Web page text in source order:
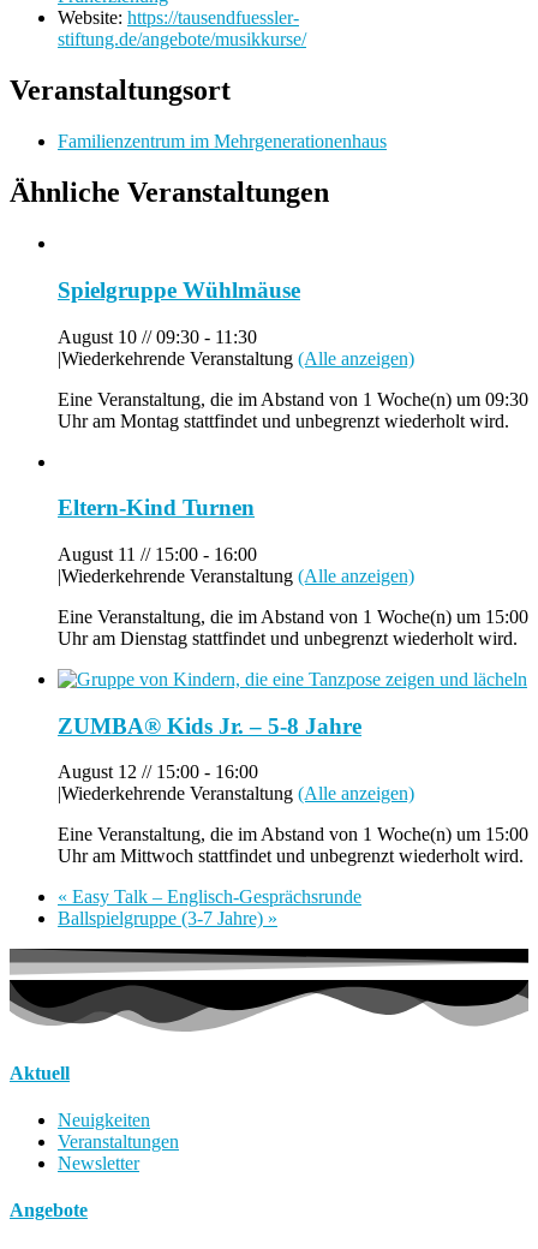
Website: https://tausendfuessler-
stiftung.de/angebote/musikkurse/
Veranstaltungsort
Familienzentrum im Mehrgenerationenhaus
Ähnliche Veranstaltungen
Spielgruppe Wühlmäuse
August 10 // 09:30 - 11:30
|Wiederkehrende Veranstaltung (Alle anzeigen)
Eine Veranstaltung, die im Abstand von 1 Woche(n) um 09:30
Uhr am Montag stattfindet und unbegrenzt wiederholt wird.
Eltern-Kind Turnen
August 11 // 15:00 - 16:00
|Wiederkehrende Veranstaltung (Alle anzeigen)
Eine Veranstaltung, die im Abstand von 1 Woche(n) um 15:00
Uhr am Dienstag stattfindet und unbegrenzt wiederholt wird.
ZUMBA® Kids Jr. – 5-8 Jahre
August 12 // 15:00 - 16:00
|Wiederkehrende Veranstaltung (Alle anzeigen)
Eine Veranstaltung, die im Abstand von 1 Woche(n) um 15:00
Uhr am Mittwoch stattfindet und unbegrenzt wiederholt wird.
« Easy Talk – Englisch-Gesprächsrunde
Ballspielgruppe (3-7 Jahre) »
Aktuell
Neuigkeiten
Veranstaltungen
Newsletter
Angebote